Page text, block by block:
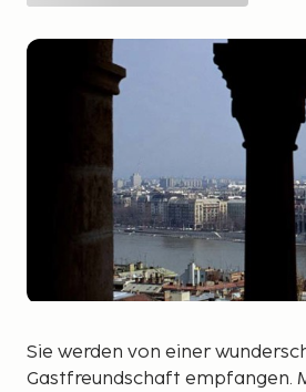
Sie werden von einer
Gastfreundschaft empfangen.